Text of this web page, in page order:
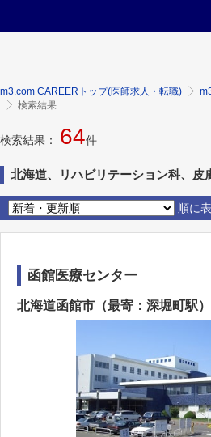
m3.com CAREERトップ(医師求人・転職)
検索結果
検索結果： 64件
北海道、リハビリテーション科、皮
順に
函館医療センター
北海道函館市（最寄：深堀町駅